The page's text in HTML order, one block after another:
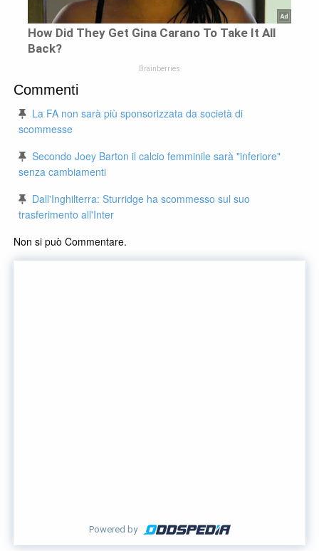
Commenti
La FA non sarà più sponsorizzata da società di
scommesse
Secondo Joey Barton il calcio femminile sarà "inferiore"
senza cambiamenti
Dall'Inghilterra: Sturridge ha scommesso sul suo
trasferimento all'Inter
Non si può Commentare.
Powered by